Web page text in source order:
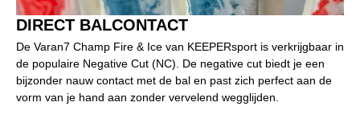
DIRECT BALCONTACT
De Varan7 Champ Fire & Ice van KEEPERsport is verkrijgbaar in
de populaire Negative Cut (NC). De negative cut biedt je een
bijzonder nauw contact met de bal en past zich perfect aan de
vorm van je hand aan zonder vervelend wegglijden.